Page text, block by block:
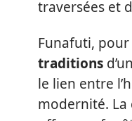
traversées et
Funafuti,
traditions
le lien entre
modernité. La